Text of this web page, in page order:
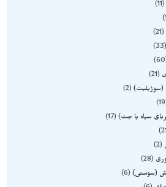
11
21
33
60
21
(سوژیلیت) 2
19
سیاه یا جت) 17
2
28
(سوسنی) 6